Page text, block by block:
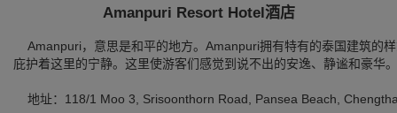
Amanpuri Resort Hotel酒店
Amanpuri，意思是和平的地方。Amanpuri拥有特有的泰国建筑的
庇护着这里的宁静。这里使游客们感觉到说不出的安逸、静谧和豪华。
地址：118/1 Moo 3, Srisoonthorn Road, Pansea Beach,